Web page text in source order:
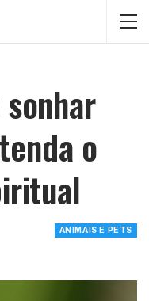
o
ANIMAIS E PETS